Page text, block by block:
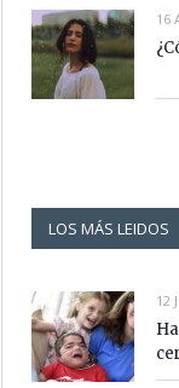
16
LOS MÁS LEIDOS
12